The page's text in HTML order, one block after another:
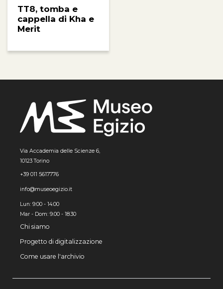
TT8, tomba e
cappella di Kha e
Merit
Via Accademia delle Scienze 6,
10123 Torino
+39 011 5617776
info@museoegizio.it
Lun: 9:00 - 14:00
Mar - Dom: 9.00 - 18.30
Chi siamo
Progetto di digitalizzazione
Come usare l'archivio